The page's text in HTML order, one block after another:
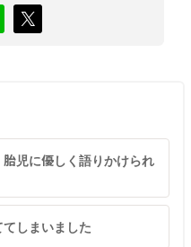
児に優しく語りかけられ
しまいました